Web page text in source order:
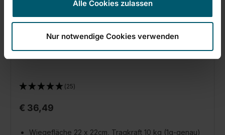
Alle Cookies zulassen
Nur notwendige Cookies verwenden
Digitale Küchenwaage Page Comfort 400
(25)
€ 36,49
Wiegefläche 22 x 22cm, Tragkraft 10 kg (1g-genau)